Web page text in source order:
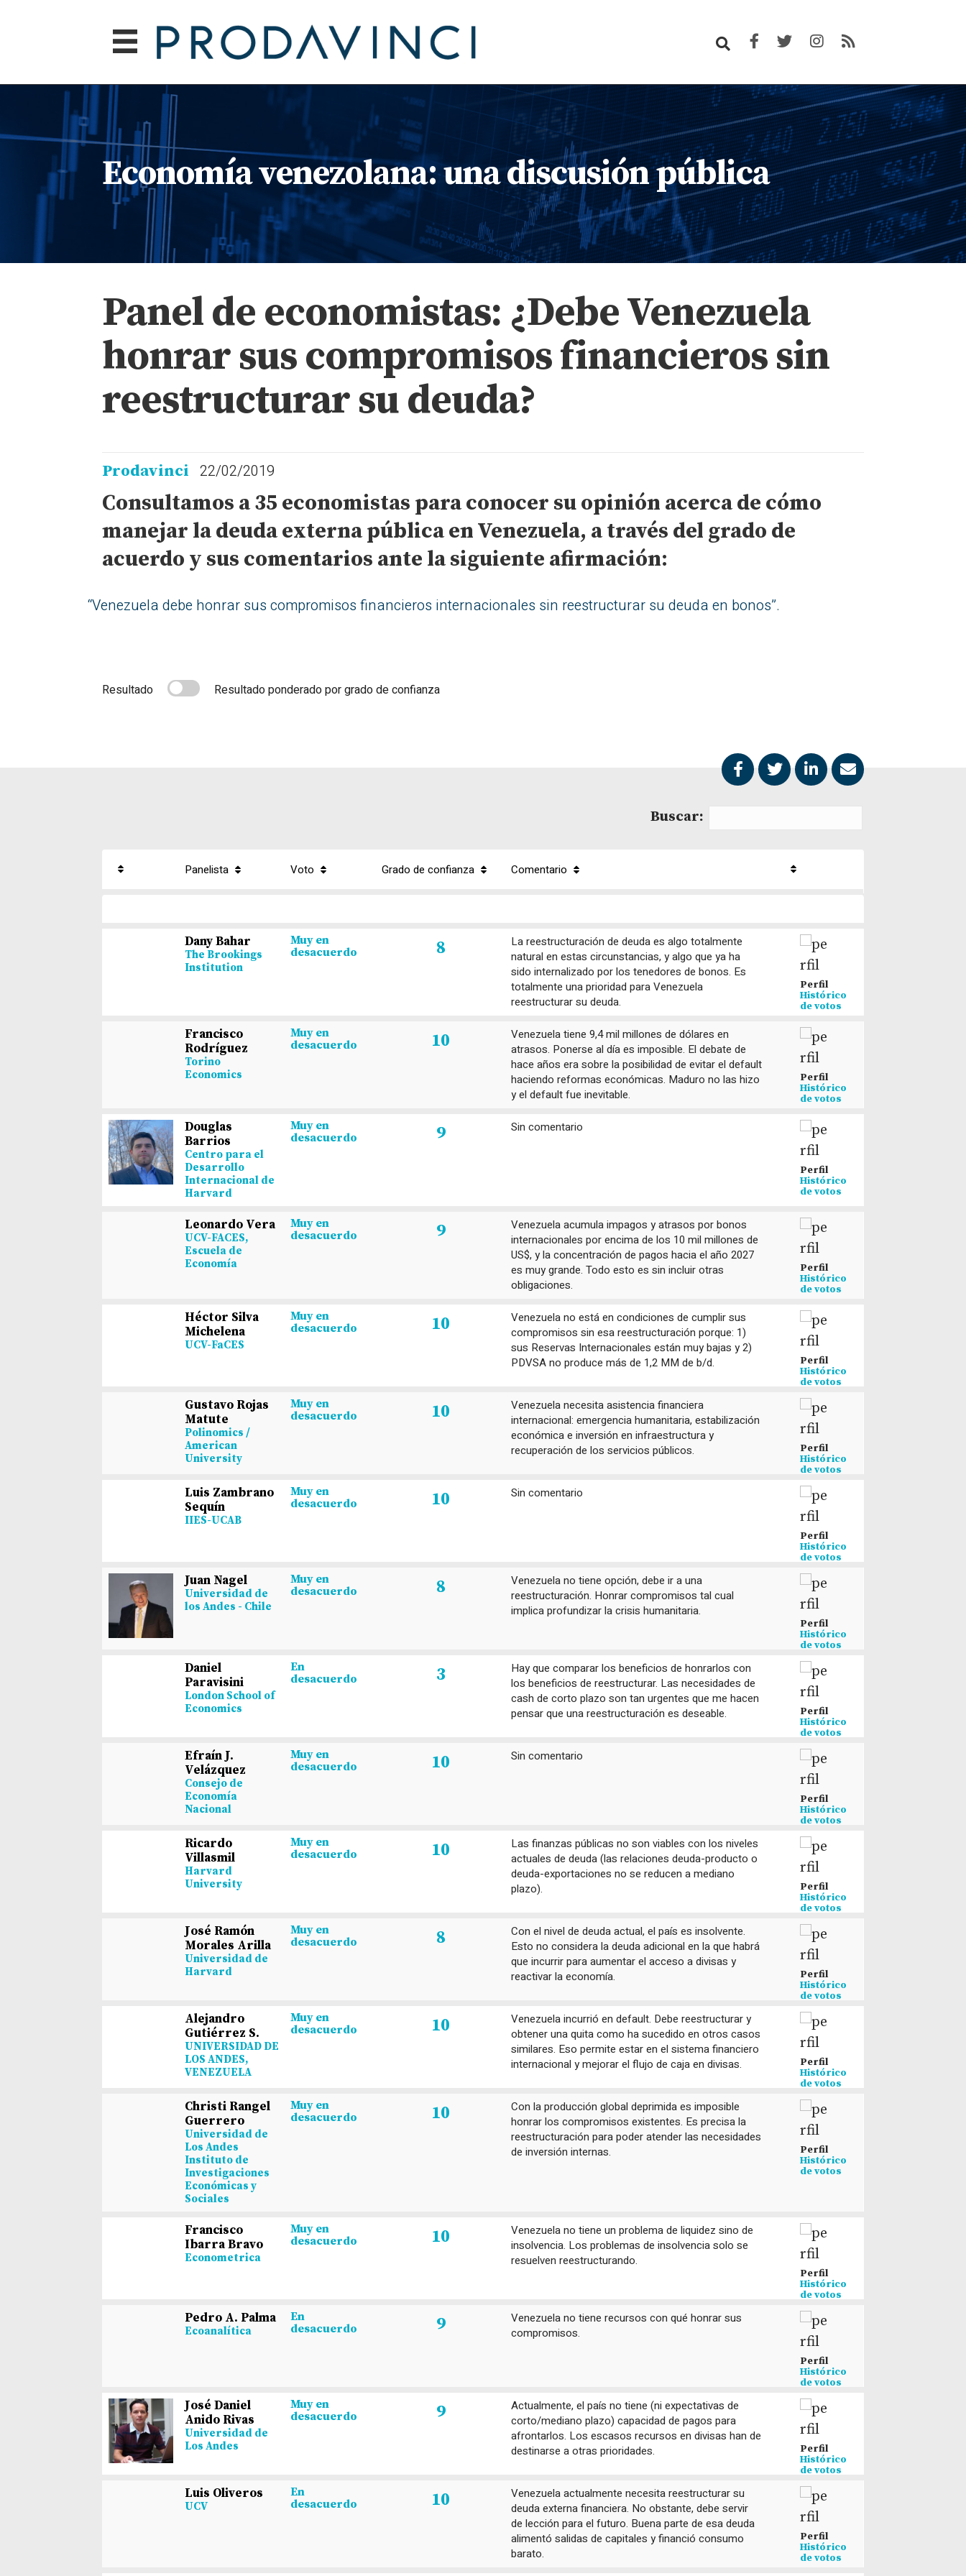
Economía venezolana: una discusión pública
Panel de economistas: ¿Debe Venezuela
honrar sus compromisos financieros sin
reestructurar su deuda?
Prodavinci 22/02/2019
Consultamos a 35 economistas para conocer su opinión acerca de cómo
manejar la deuda externa pública en Venezuela, a través del grado de
acuerdo y sus comentarios ante la siguiente afirmación:
“Venezuela debe honrar sus compromisos financieros internacionales sin reestructurar su deuda en bonos”.
Resultado Resultado ponderado por grado de confianza
Buscar:
Panelista Voto Grado de confianza Comentario
Dany Bahar
The Brookings
Institution
Muy en
desacuerdo
8
La reestructuración de deuda es algo totalmente
natural en estas circunstancias, y algo que ya ha
sido internalizado por los tenedores de bonos. Es
totalmente una prioridad para Venezuela
reestructurar su deuda.
Perfil
Histórico
de votos
Francisco
Rodríguez
Torino
Economics
Muy en
desacuerdo
10
Venezuela tiene 9,4 mil millones de dólares en
atrasos. Ponerse al día es imposible. El debate de
hace años era sobre la posibilidad de evitar el default
haciendo reformas económicas. Maduro no las hizo
y el default fue inevitable.
Perfil
Histórico
de votos
Douglas
Barrios
Centro para el
Desarrollo
Internacional de
Harvard
Muy en
desacuerdo
9 Sin comentario
Perfil
Histórico
de votos
Leonardo Vera
UCV-FACES,
Escuela de
Economía
Muy en
desacuerdo
9
Venezuela acumula impagos y atrasos por bonos
internacionales por encima de los 10 mil millones de
US$, y la concentración de pagos hacia el año 2027
es muy grande. Todo esto es sin incluir otras
obligaciones.
Perfil
Histórico
de votos
Héctor Silva
Michelena
UCV-FaCES
Muy en
desacuerdo
10
Venezuela no está en condiciones de cumplir sus
compromisos sin esa reestructuración porque: 1)
sus Reservas Internacionales están muy bajas y 2)
PDVSA no produce más de 1,2 MM de b/d.
Perfil
Histórico
de votos
Gustavo Rojas
Matute
Polinomics /
American
University
Muy en
desacuerdo
10
Venezuela necesita asistencia financiera
internacional: emergencia humanitaria, estabilización
económica e inversión en infraestructura y
recuperación de los servicios públicos.
Perfil
Histórico
de votos
Luis Zambrano
Sequín
IIES-UCAB
Muy en
desacuerdo
10 Sin comentario
Perfil
Histórico
de votos
Juan Nagel
Universidad de
los Andes - Chile
Muy en
desacuerdo
8
Venezuela no tiene opción, debe ir a una
reestructuración. Honrar compromisos tal cual
implica profundizar la crisis humanitaria.
Perfil
Histórico
de votos
Daniel
Paravisini
London School of
Economics
En
desacuerdo
3
Hay que comparar los beneficios de honrarlos con
los beneficios de reestructurar. Las necesidades de
cash de corto plazo son tan urgentes que me hacen
pensar que una reestructuración es deseable.
Perfil
Histórico
de votos
Efraín J.
Velázquez
Consejo de
Economía
Nacional
Muy en
desacuerdo
10 Sin comentario
Perfil
Histórico
de votos
Ricardo
Villasmil
Harvard
University
Muy en
desacuerdo
10
Las finanzas públicas no son viables con los niveles
actuales de deuda (las relaciones deuda-producto o
deuda-exportaciones no se reducen a mediano
plazo).
Perfil
Histórico
de votos
José Ramón
Morales Arilla
Universidad de
Harvard
Muy en
desacuerdo
8
Con el nivel de deuda actual, el país es insolvente.
Esto no considera la deuda adicional en la que habrá
que incurrir para aumentar el acceso a divisas y
reactivar la economía.
Perfil
Histórico
de votos
Alejandro
Gutiérrez S.
UNIVERSIDAD DE
LOS ANDES,
VENEZUELA
Muy en
desacuerdo
10
Venezuela incurrió en default. Debe reestructurar y
obtener una quita como ha sucedido en otros casos
similares. Eso permite estar en el sistema financiero
internacional y mejorar el flujo de caja en divisas.
Perfil
Histórico
de votos
Christi Rangel
Guerrero
Universidad de
Los Andes
Instituto de
Investigaciones
Económicas y
Sociales
Muy en
desacuerdo
10
Con la producción global deprimida es imposible
honrar los compromisos existentes. Es precisa la
reestructuración para poder atender las necesidades
de inversión internas.
Perfil
Histórico
de votos
Francisco
Ibarra Bravo
Econometrica
Muy en
desacuerdo
10
Venezuela no tiene un problema de liquidez sino de
insolvencia. Los problemas de insolvencia solo se
resuelven reestructurando.
Perfil
Histórico
de votos
Pedro A. Palma
Ecoanalítica
En
desacuerdo
9
Venezuela no tiene recursos con qué honrar sus
compromisos.
Perfil
Histórico
de votos
José Daniel
Anido Rivas
Universidad de
Los Andes
Muy en
desacuerdo
9
Actualmente, el país no tiene (ni expectativas de
corto/mediano plazo) capacidad de pagos para
afrontarlos. Los escasos recursos en divisas han de
destinarse a otras prioridades.
Perfil
Histórico
de votos
Luis Oliveros
UCV
En
desacuerdo
10
Venezuela actualmente necesita reestructurar su
deuda externa financiera. No obstante, debe servir
de lección para el futuro. Buena parte de esa deuda
alimentó salidas de capitales y financió consumo
barato.
Perfil
Histórico
de votos